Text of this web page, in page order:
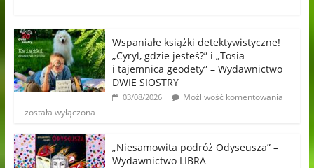
Wspaniałe książki detektywistyczne!
„Cyryl, gdzie jesteś?” i „Tosia
i tajemnica geodety” – Wydawnictwo
DWIE SIOSTRY
03/08/2026
Możliwość komentowania
została wyłączona
„Niesamowita podróż Odyseusza” –
Wydawnictwo LIBRA